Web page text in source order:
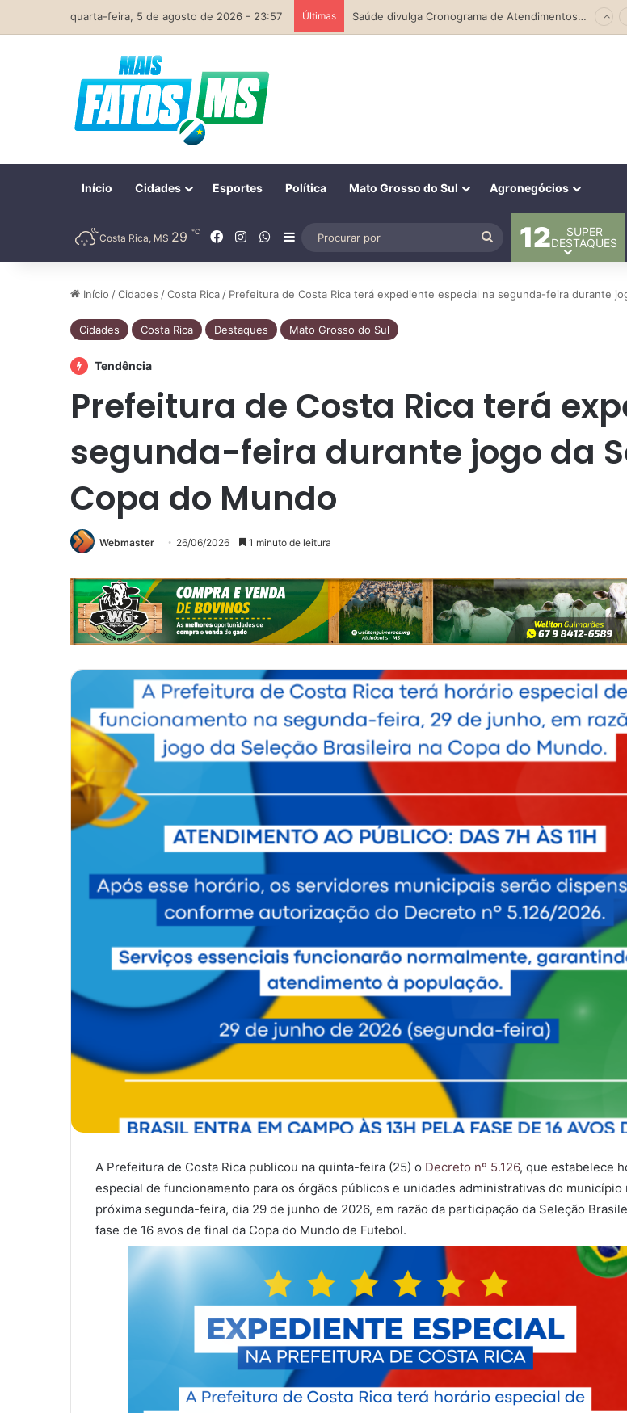
quarta-feira, 5 de agosto de 2026 - 23:57 Últimas
Início Cidades Esportes Política Mato Grosso do Sul Agronegócios
Costa Rica, MS 29 ℃ Facebook
InstagramWhatsApp
Barra Lateral
Procurar
por
12
SUPER
DESTAQUES
Início /Cidades /Costa Rica / Prefeitura de Costa Rica terá expediente especial na segunda-feira durante
Cidades Costa Rica Destaques Mato Grosso do Sul
Tendência
Prefeitura de Costa Rica terá
segunda-feira durante jogo da
Copa do Mundo
Webmaster 26/06/2026 1 minuto de leitura
A Prefeitura de Costa Rica publicou na quinta-feira (25) o Decreto nº 5.126, que estabelece
especial de funcionamento para os órgãos públicos e unidades administrativas do município
próxima segunda-feira, dia 29 de junho de 2026, em razão da participação da Seleção
fase de 16 avos de final da Copa do Mundo de Futebol.